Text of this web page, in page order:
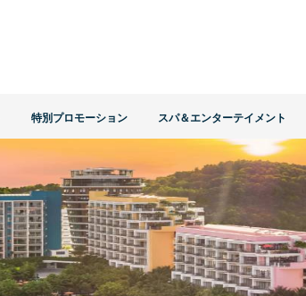
特別プロモーション スパ＆エンターテイメント